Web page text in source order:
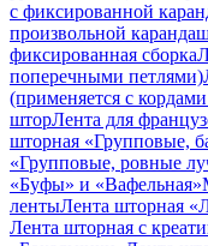
с фиксированной
произвольной
фиксированная сборка
поперечными петлями)
(применяется с
шторЛента для
шторная «Групповые,
«Групповые, ровные
«Буфы» и «Вафельная»
лентыЛента шторная
Лента шторная с